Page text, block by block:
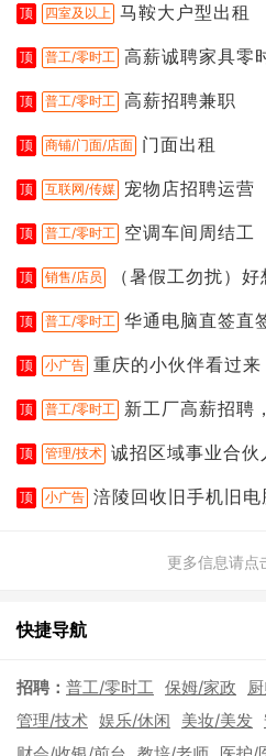
顶 四室及以上 马鞍大户型出租
顶 普工/零时工 高薪诚聘家具零
顶 普工/零时工 高薪招聘兼职
顶 商铺/门面/店面 门面出租
顶 互联网/传媒 宠物店招聘运营
顶 普工/零时工 空调车间周结工
顶 销售/店员
（暑假工勿扰）
顶 普工/零时工 华通电脑直签直
顶 小广告 重庆的小伙伴看过
顶 普工/零时工 新工厂高薪招聘
顶 管理/技术 诚招区域事业合伙
顶 小广告 涪陵回收旧手机旧电
更多信息请点
快捷导航
招聘： 普工/零时工 保姆/家政
管理/技术 娱乐/休闲 美妆/美发